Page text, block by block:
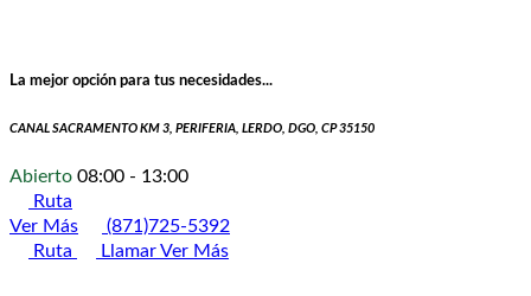
La mejor opción para tus necesidades...
CANAL SACRAMENTO KM 3, PERIFERIA, LERDO, DGO, CP 35150
Abierto 08:00 - 13:00
Ruta
Ver Más
(871)725-5392
Ruta
LlamarVer Más